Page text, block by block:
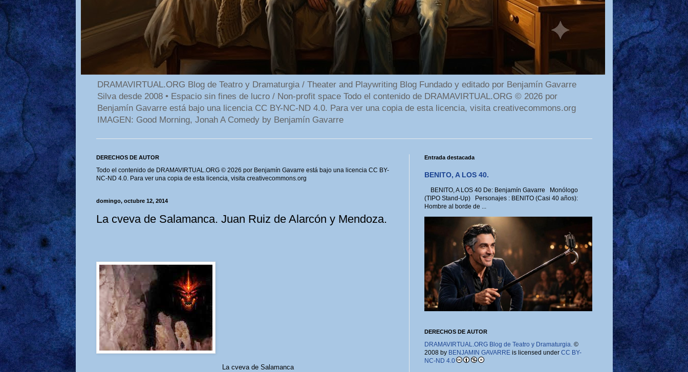
DRAMAVIRTUAL.ORG Blog de Teatro y Dramaturgia / Theater and Playwriting Blog Fundado y editado por Benjamín Gavarre
Silva desde 2008 • Espacio sin fines de lucro / Non-profit space Todo el contenido de DRAMAVIRTUAL.ORG © 2026 por
Benjamín Gavarre está bajo una licencia CC BY-NC-ND 4.0. Para ver una copia de esta licencia, visita creativecommons.org
IMAGEN: Good Morning, Jonah A Comedy by Benjamín Gavarre
DERECHOS DE AUTOR
Todo el contenido de DRAMAVIRTUAL.ORG © 2026 por Benjamín Gavarre está bajo una licencia CC BY-
NC-ND 4.0. Para ver una copia de esta licencia, visita creativecommons.org
domingo, octubre 12, 2014
La cveva de Salamanca. Juan Ruiz de Alarcón y Mendoza.
La cveva de Salamanca
Entrada destacada
BENITO, A LOS 40.
BENITO, A LOS 40 De: Benjamín Gavarre Monólogo
(TIPO Stand-Up) Personajes : BENITO (Casi 40 años):
Hombre al borde de ...
DERECHOS DE AUTOR
DRAMAVIRTUAL.ORG Blog de Teatro y Dramaturgia. ©
2008 by BENJAMIN GAVARREis licensed under CC BY-
NC-ND 4.0